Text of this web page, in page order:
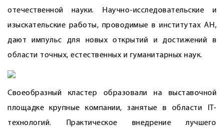
отечественной науки. Научно-исследовательские и
изыскательские работы, проводимые в институтах АН,
дают импульс для новых открытий и достижений в
области точных, естественных и гуманитарных наук.
Своеобразный кластер образовали на выставочной
площадке крупные компании, занятые в области IТ-
технологий. Практическое внедрение лучшего